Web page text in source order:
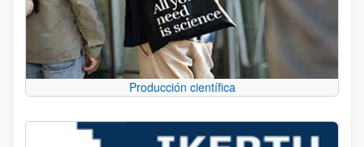
Producción científica